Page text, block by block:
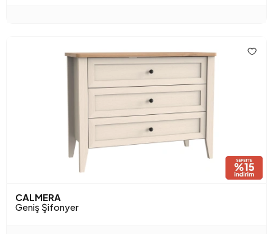
CALMERA
Geniş Şifonyer